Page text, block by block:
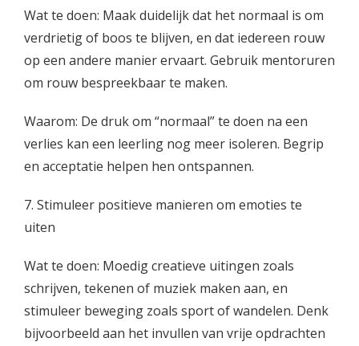
Wat te doen: Maak duidelijk dat het normaal is om
verdrietig of boos te blijven, en dat iedereen rouw
op een andere manier ervaart. Gebruik mentoruren
om rouw bespreekbaar te maken.
Waarom: De druk om “normaal” te doen na een
verlies kan een leerling nog meer isoleren. Begrip
en acceptatie helpen hen ontspannen.
7. Stimuleer positieve manieren om emoties te
uiten
Wat te doen: Moedig creatieve uitingen zoals
schrijven, tekenen of muziek maken aan, en
stimuleer beweging zoals sport of wandelen. Denk
bijvoorbeeld aan het invullen van vrije opdrachten